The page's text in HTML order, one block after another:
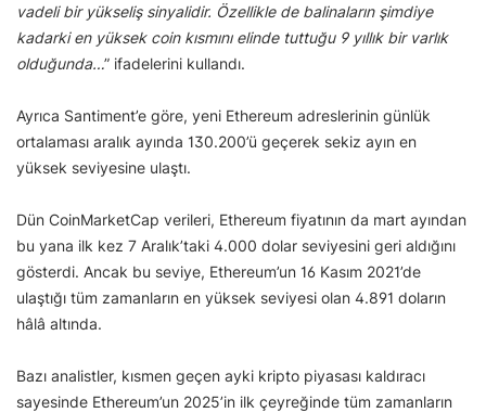
vadeli bir yükseliş sinyalidir. Özellikle de balinaların şimdiye
kadarki en yüksek coin kısmını elinde tuttuğu 9 yıllık bir varlık
olduğunda…” ifadelerini kullandı.
Ayrıca Santiment’e göre, yeni Ethereum adreslerinin günlük
ortalaması aralık ayında 130.200’ü geçerek sekiz ayın en
yüksek seviyesine ulaştı.
Dün CoinMarketCap verileri, Ethereum fiyatının da mart ayından
bu yana ilk kez 7 Aralık’taki 4.000 dolar seviyesini geri aldığını
gösterdi. Ancak bu seviye, Ethereum’un 16 Kasım 2021’de
ulaştığı tüm zamanların en yüksek seviyesi olan 4.891 doların
hâlâ altında.
Bazı analistler, kısmen geçen ayki kripto piyasası kaldıracı
sayesinde Ethereum’un 2025’in ilk çeyreğinde tüm zamanların